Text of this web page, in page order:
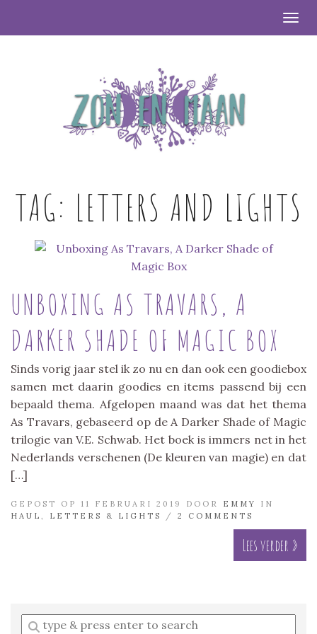
TAG: LETTERS AND LIGHTS
UNBOXING AS TRAVARS, A
DARKER SHADE OF MAGIC BOX
Sinds vorig jaar stel ik zo nu en dan ook een goodiebox
samen met daarin goodies en items passend bij een
bepaald thema. Afgelopen maand was dat het thema
As Travars, gebaseerd op de A Darker Shade of Magic
trilogie van V.E. Schwab. Het boek is immers net in het
Nederlands verschenen (De kleuren van magie) en dat
[…]
GEPOST OP 11 FEBRUARI 2019 DOOR EMMY
IN
HAUL
LETTERS & LIGHTS / 2 COMMENTS
Lees verder »
Enter